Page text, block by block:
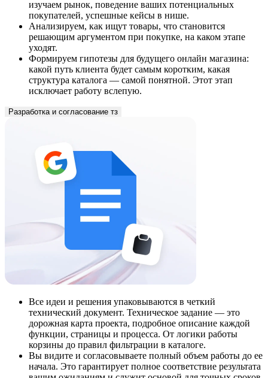
Анализируем, как ищут товары, что становится
решающим аргументом при покупке, на каком этапе
уходят.
Формируем гипотезы для будущего онлайн магазина:
какой путь клиента будет самым коротким, какая
структура каталога — самой понятной. Этот этап
исключает работу вслепую.
Разработка и согласование тз
Все идеи и решения упаковываются в четкий
технический документ. Техническое задание — это
дорожная карта проекта, подробное описание каждой
функции, страницы и процесса. От логики работы
корзины до правил фильтрации в каталоге.
Вы видите и согласовываете полный объем работы до ее
начала. Это гарантирует полное соответствие результата
вашим ожиданиям и служит основой для точных сроков
и фиксированной стоимости.